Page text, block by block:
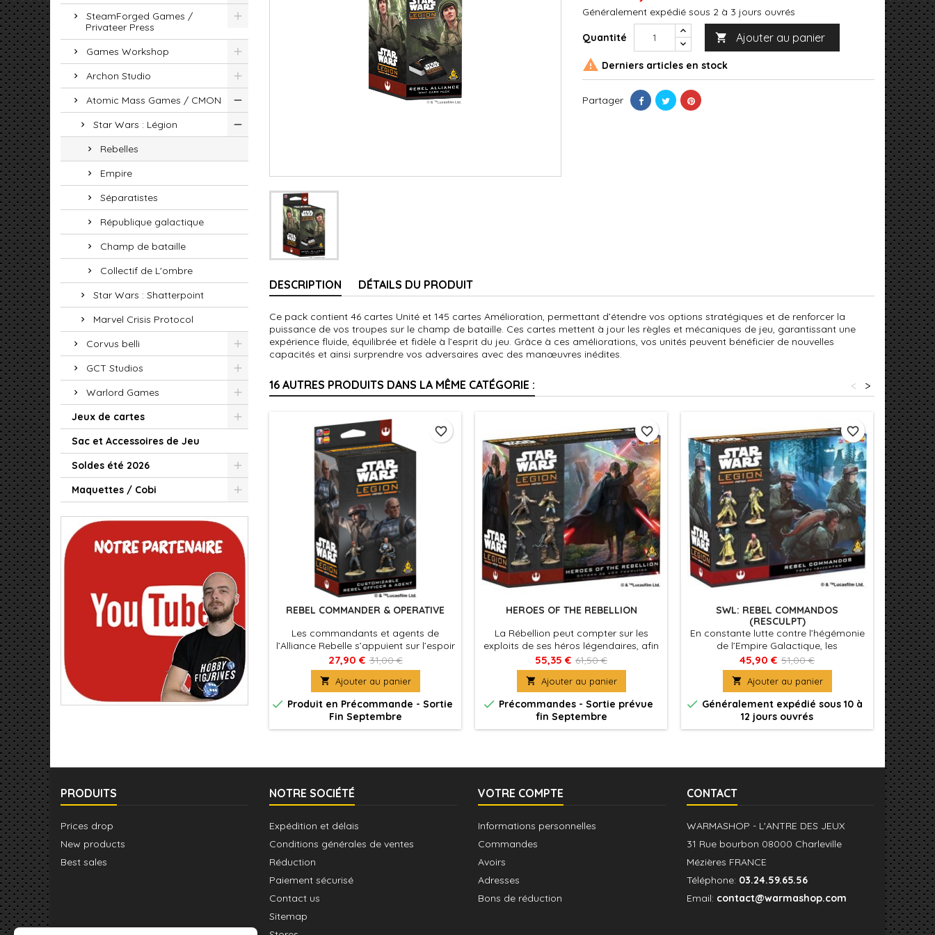
SteamForged Games /
Privateer Press
Games Workshop
Archon Studio
Atomic Mass Games / CMON
Star Wars : Légion
Rebelles
Empire
Séparatistes
République galactique
Champ de bataille
Collectif de L'ombre
Star Wars : Shatterpoint
Marvel Crisis Protocol
Corvus belli
GCT Studios
Warlord Games
Jeux de cartes
Sac et Accessoires de Jeu
Soldes été 2026
Maquettes / Cobi
Généralement expédié sous 2 à 3 jours ouvrés
Quantité  Ajouter au panier
 Derniers articles en stock
Partager
DESCRIPTION DÉTAILS DU PRODUIT
Ce pack contient 46 cartes Unité et 145 cartes Amélioration, permettant d’étendre vos options stratégiques et de renforcer la
puissance de vos troupes sur le champ de bataille. Ces cartes mettent à jour les règles et mécaniques de jeu, garantissant une
expérience fluide, équilibrée et fidèle à l’esprit du jeu. Grâce à ces améliorations, vos unités peuvent bénéficier de nouvelles
capacités et ainsi surprendre vos adversaires avec des manœuvres inédites.
16 AUTRES PRODUITS DANS LA MÊME CATÉGORIE : >
<
REBEL COMMANDER & OPERATIVE
Les commandants et agents de
l’Alliance Rebelle s’appuient sur l’espoir
et la détermination qu’ils puisent au
fond d’eux-mêmes et savent
transmettre aux courageux soldats qui
combattent à leurs côtés.
27,90 € 31,00 €
 Ajouter au panier
 Produit en Précommande - Sortie
Fin Septembre
favorite_border
HEROES OF THE REBELLION
La Rébellion peut compter sur les
exploits de ses héros légendaires, afin
d’inspirer ceux qui souhaitent se
soulever contre l’Empire.
55,35 € 61,50 €
 Ajouter au panier
 Précommandes - Sortie prévue
fin Septembre
favorite_border
SWL: REBEL COMMANDOS
(RESCULPT)
En constante lutte contre l’hégémonie
de l’Empire Galactique, les
Commandos Rebelles constituent une
force de frappe chargée de cibler les
points faibles de l’Empire.
45,90 € 51,00 €
 Ajouter au panier
 Généralement expédié sous 10 à
12 jours ouvrés
favorite_border

PRODUITS
Prices drop
New products
Best sales
NOTRE SOCIÉTÉ
Expédition et délais
Conditions générales de ventes
Réduction
Paiement sécurisé
Contact us
Sitemap
VOTRE COMPTE
Informations personnelles
Commandes
Avoirs
Adresses
Bons de réduction
CONTACT
WARMASHOP - L'ANTRE DES JEUX
31 Rue bourbon 08000 Charleville
Mézières FRANCE
Téléphone: 03.24.59.65.56
Email: contact@warmashop.com